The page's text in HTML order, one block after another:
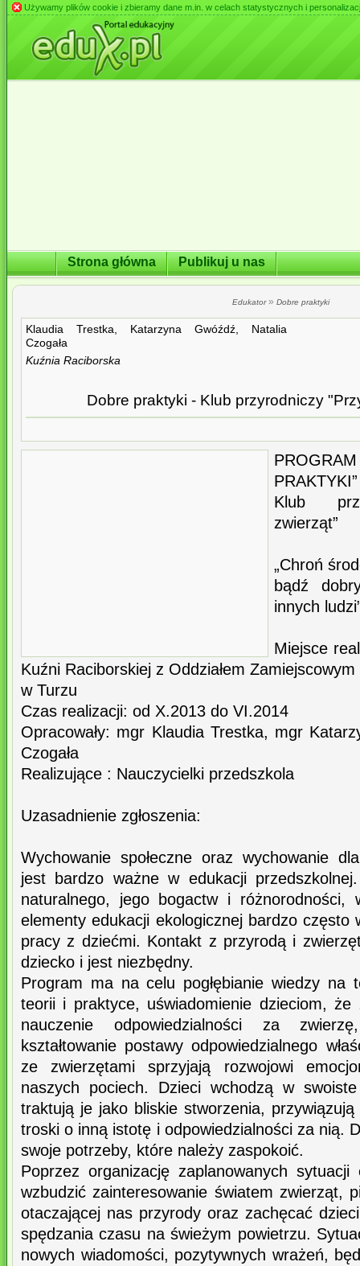
Używamy plików cookie i zbieramy dane m.in. w celach statystycznych i
Strona główna Publikuj u nas
Edukator» Dobre praktyki
Klaudia Trestka, Katarzyna Gwóźdź, Natalia
Czogała
Kuźnia Raciborska
Dobre praktyki - Klub przyrodniczy
PRAKTYKI”
Klub
zwierząt”
„Chroń
bądź
innych
Miejsce
Kuźni Raciborskiej z Oddziałem Zamiejscowym
w Turzu
Czas realizacji: od X.2013 do VI.2014
Opracowały: mgr Klaudia Trestka, mgr
Czogała
Realizujące : Nauczycielki przedszkola
Uzasadnienie zgłoszenia:
Wychowanie społeczne oraz wychowanie
jest bardzo ważne w edukacji
naturalnego, jego bogactw i różnorodności,
elementy edukacji ekologicznej bardzo często
pracy z dziećmi. Kontakt z przyrodą i
dziecko i jest niezbędny.
Program ma na celu pogłębianie wiedzy na
teorii i praktyce, uświadomienie dzieciom,
nauczenie odpowiedzialności za
kształtowanie postawy odpowiedzialnego
ze zwierzętami sprzyjają rozwojowi
naszych pociech. Dzieci wchodzą w
traktują je jako bliskie stworzenia,
troski o inną istotę i odpowiedzialności za nią.
swoje potrzeby, które należy zaspokoić.
Poprzez organizację zaplanowanych sytuacji
wzbudzić zainteresowanie światem zwierząt,
otaczającej nas przyrody oraz zachęcać
spędzania czasu na świeżym powietrzu.
nowych wiadomości, pozytywnych wrażeń,